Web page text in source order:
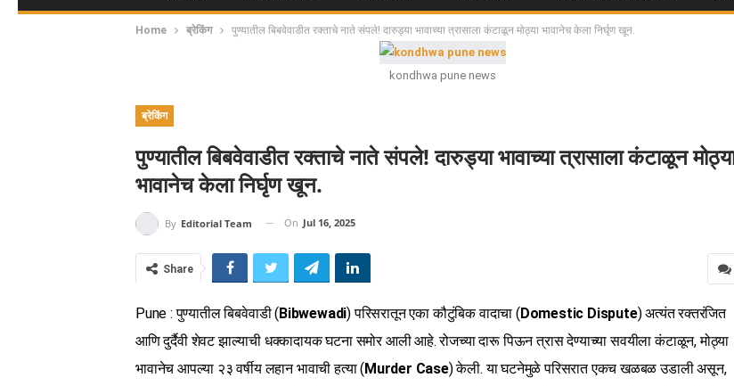
Home ब्रेकिंग पुण्यातील बिबवेवाडीत रक्ताचे नाते संपले! दारुड्या भावाच्या त्रासाला कंटाळून मोठ्या भावानेच केला निर्घृण खून.
kondhwa pune news
ब्रेकिंग
पुण्यातील बिबवेवाडीत रक्ताचे नाते संपले! दारुड्या भावाच्या त्रासाला कंटाळून
भावानेच केला निर्घृण खून.
By Editorial Team On Jul 16, 2025
Share
Pune : पुण्यातील बिबवेवाडी (Bibwewadi) परिसरातून एका कौटुंबिक वादाचा (Domestic Dispute) अत्यंत रक्तरंजित
आणि दुर्दैवी शेवट झाल्याची धक्कादायक घटना समोर आली आहे. रोजच्या दारू पिऊन त्रास देण्याच्या सवयीला कंटाळून, मोठ्या
भावानेच आपल्या २३ वर्षीय लहान भावाची हत्या (Murder Case) केली. या घटनेमुळे परिसरात एकच खळबळ उडाली असून,